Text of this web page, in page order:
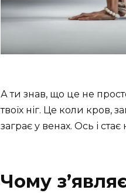
А ти знав, що це не
твоїх ніг. Це коли кров,
заграє у венах. Ось і
Чому